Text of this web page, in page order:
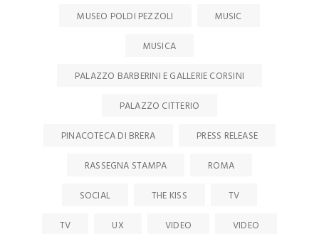
MUSEO POLDI PEZZOLI
MUSIC
MUSICA
PALAZZO BARBERINI E GALLERIE CORSINI
PALAZZO CITTERIO
PINACOTECA DI BRERA
PRESS RELEASE
RASSEGNA STAMPA
ROMA
SOCIAL
THE KISS
TV
TV
UX VIDEO
VIDEO